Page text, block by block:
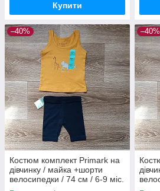
Купити
–40%
Костюм комплект Primark на
дівчинку / майка +шорти
велосипедки / 74 см / 6-9 міс.
–40%